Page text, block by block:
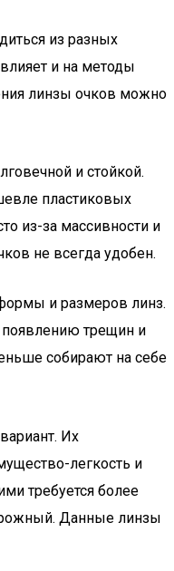
из разных
и на методы
линзы очков можно
и стойкой.
пластиковых
из-за массивности и
не всегда удобен.
и размеров линз.
трещин и
собирают на себе
Их
легкость и
требуется более
Данные линзы